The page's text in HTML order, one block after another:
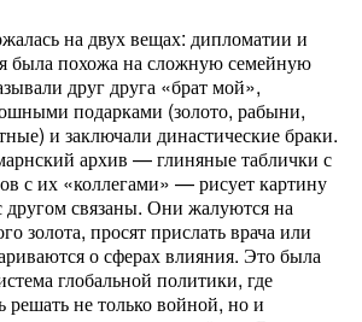
на двух вещах: дипломатии и
была похожа на сложную семейную
друг друга «брат мой»,
подарками (золото, рабыни,
и заключали династические браки.
архив — глиняные таблички с
с их «коллегами» — рисует картину
другом связаны. Они жалуются на
золота, просят прислать врача или
о сферах влияния. Это была
глобальной политики, где
не только войной, но и